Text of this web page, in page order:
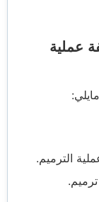
عملية
الترميم.